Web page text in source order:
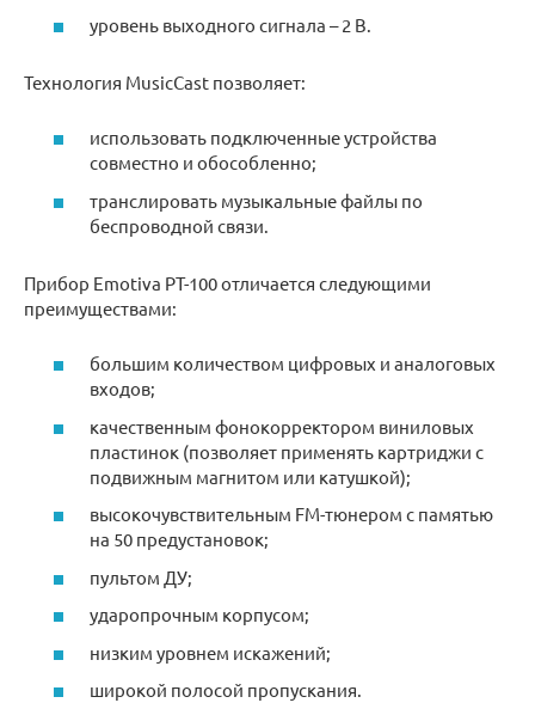
уровень выходного сигнала – 2 В.
Технология MusicCast позволяет:
использовать подключенные устройства
совместно и обособленно;
транслировать музыкальные файлы по
беспроводной связи.
Прибор Emotiva PT-100 отличается следующими
преимуществами:
большим количеством цифровых и аналоговых
входов;
качественным фонокорректором виниловых
пластинок (позволяет применять картриджи с
подвижным магнитом или катушкой);
высокочувствительным FM-тюнером с памятью
на 50 предустановок;
пультом ДУ;
ударопрочным корпусом;
низким уровнем искажений;
широкой полосой пропускания.